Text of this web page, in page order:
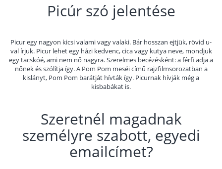
Picúr szó jelentése
Picur egy nagyon kicsi valami vagy valaki. Bár hosszan ejtjük, rövid u-
val írjuk. Picur lehet egy házi kedvenc, cica vagy kutya neve, mondjuk
egy tacskóé, ami nem nő nagyra. Szerelmes becézésként: a férfi adja a
nőnek és szólítja így. A Pom Pom meséi című rajzfilmsorozatban a
kislányt, Pom Pom barátját hívták így. Picurnak hívják még a
kisbabákat is.
Szeretnél magadnak
személyre szabott, egyedi
emailcímet?